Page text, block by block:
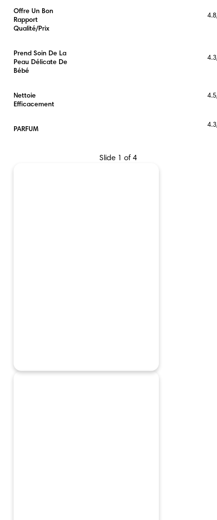
Offre Un Bon
Rapport
Qualité/prix
Prend Soin De La
Peau Délicate De
Bébé
Nettoie
Efficacement
PARFUM
Slide 1 of 4